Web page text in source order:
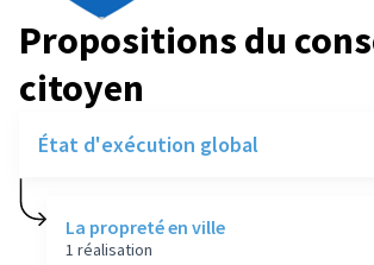
Propositions du
citoyen
État d'exécution global
La propreté en ville
1 réalisation